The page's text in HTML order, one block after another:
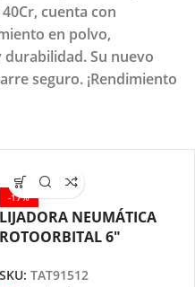
cuenta con
en polvo,
Su nuevo
seguro. ¡Rendimiento
-17%
LIJADORA NEUMÁTICA
ROTOORBITAL 6″
SKU: TAT91512